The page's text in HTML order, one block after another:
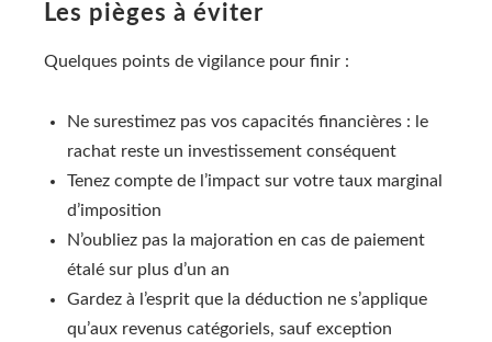
Les pièges à éviter
Quelques points de vigilance pour finir :
Ne surestimez pas vos capacités financières : le
rachat reste un investissement conséquent
Tenez compte de l’impact sur votre taux marginal
d’imposition
N’oubliez pas la majoration en cas de paiement
étalé sur plus d’un an
Gardez à l’esprit que la déduction ne s’applique
qu’aux revenus catégoriels, sauf exception